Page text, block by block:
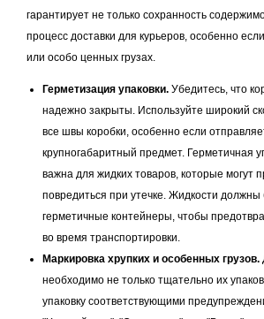
гарантирует не только сохранность
процесс доставки для курьеров, особенно
или особо ценных грузах.
Герметизация упаковки. Убедитесь, что
надежно закрыты. Используйте широкий
все швы коробки, особенно если
крупногабаритный предмет. Герметичная
важна для жидких товаров, которые могут
повредиться при утечке. Жидкости должны
герметичные контейнеры, чтобы
во время транспортировки.
Маркировка хрупких и особенных грузов.
необходимо не только тщательно их
упаковку соответствующими